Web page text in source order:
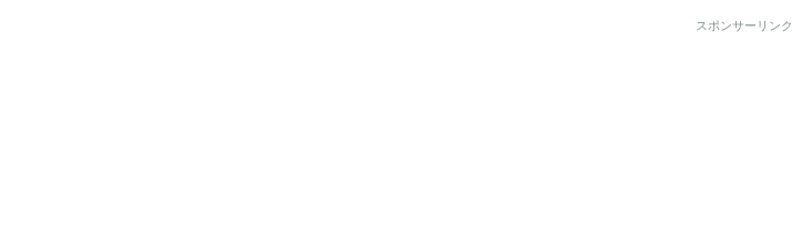
スポンサーリンク